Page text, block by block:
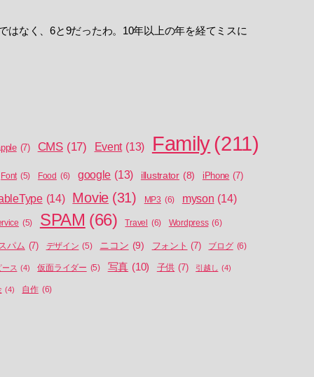
はなく、6と9だったわ。10年以上の年を経てミスに
(7) CMS (17) Event (13) Family(211)
Font (5) Food (6) google (13) illustrator (8) iPhone (7)
(14) Movie (31) MP3 (6) myson (14)
(5) SPAM (66) Travel (6) Wordpress (6)
パム (7) デザイン (5) ニコン (9) フォント (7) ブログ (6)
ース (4) 仮面ライダー (5) 写真 (10) 子供 (7) 引越し (4)
(4) 自作 (6)